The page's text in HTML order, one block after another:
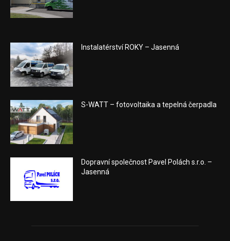
Instalatérství ROKY – Jasenná
S-WATT – fotovoltaika a tepelná čerpadla
Dopravní společnost Pavel Polách s.r.o. –
Jasenná